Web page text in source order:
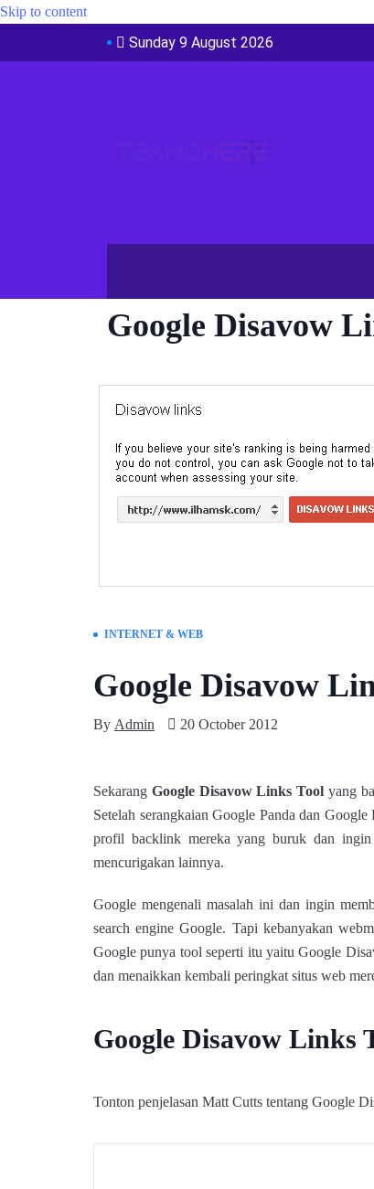
Skip to content
Sunday 9 August 2026
Google Disavow
INTERNET & WEB
Google Disavow
By Admin 20 October 2012
Sekarang Google Disavow Links Tool yang
Setelah serangkaian Google Panda dan
profil backlink mereka yang buruk dan
mencurigakan lainnya.
Google mengenali masalah ini dan ingin
search engine Google. Tapi kebanyakan
Google punya tool seperti itu yaitu Google
dan menaikkan kembali peringkat situs web
Google Disavow Links
Tonton penjelasan Matt Cutts tentang Google